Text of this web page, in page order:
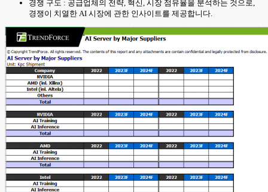
경쟁 구도 : 공급업체의 전략, 혁신, 시장 점유율을 분석하는 것으로,
경쟁이 치열한 AI 시장에 관한 인사이트를 제공합니다.